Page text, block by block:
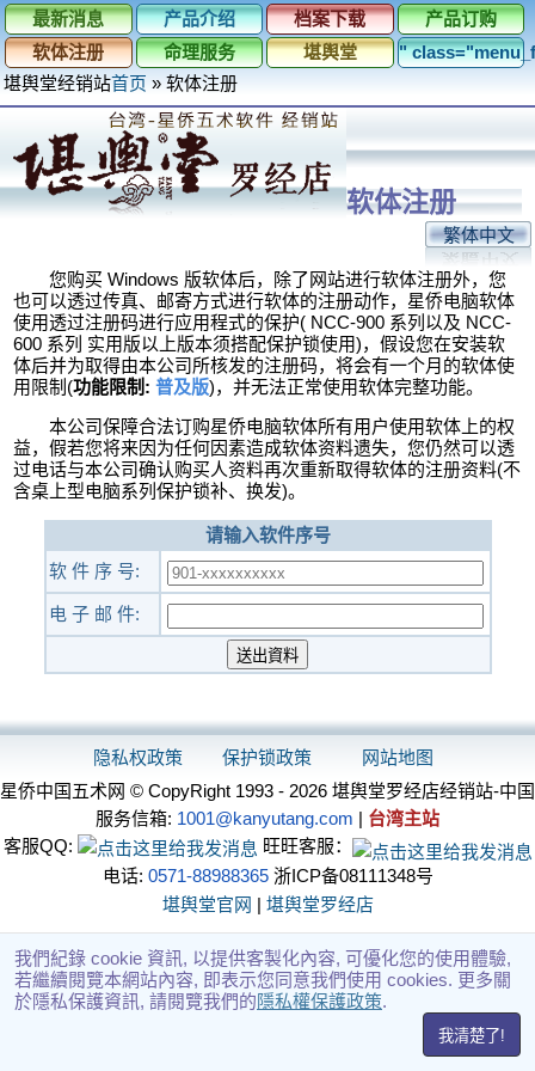
最新消息 产品介绍 档案下载
产品订购
软体注册
命理服务 堪舆堂
"
堪舆堂经销站首页 » 软体注册
繁体中文
软体注册
您购买 Windows 版软体后，除了网站进行软体注册外，您
也可以透过传真、邮寄方式进行软体的注册动作，星侨电脑软体
使用透过注册码进行应用程式的保护( NCC-900 系列以及 NCC-
600 系列 实用版以上版本须搭配保护锁使用)，假设您在安装软
体后并为取得由本公司所核发的注册码，将会有一个月的软体使
用限制(功能限制:普及版)，并无法正常使用软体完整功能。
本公司保障合法订购星侨电脑软体所有用户使用软体上的权
益，假若您将来因为任何因素造成软体资料遗失，您仍然可以透
过电话与本公司确认购买人资料再次重新取得软体的注册资料(不
含桌上型电脑系列保护锁补、换发)。
请输入软件序号
软 件 序 号:
电 子 邮 件:
隐私权政策 保护锁政策
网站地图
星侨中国五术网 © CopyRight 1993 - 2026 堪舆堂罗经店经销站-中国
服务信箱: 1001@kanyutang.com | 台湾主站
客服QQ:
旺旺客服：
电话: 0571-88988365浙ICP备08111348号
堪舆堂官网 | 堪舆堂罗经店
我們紀錄 cookie 資訊, 以提供客製化內容, 可優化您的使用體驗,
若繼續閱覽本網站內容, 即表示您同意我們使用 cookies. 更多關
於隱私保護資訊, 請閱覽我們的隱私權保護政策.
我清楚了!